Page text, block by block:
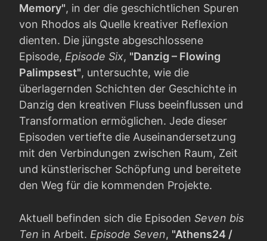
Memory", in der die geschichtlichen Spuren
von Rhodos als Quelle kreativer Reflexion
dienten. Die jüngste abgeschlossene
Episode, Episode Six, "Danzig – Flowing
Palimpsest", untersuchte, wie die
überlagernden Schichten der Geschichte in
Danzig den kreativen Fluss beeinflussen und
Transformation ermöglichen. Jede dieser
Episoden vertiefte die Auseinandersetzung
mit den Verbindungen zwischen Raum, Zeit
und künstlerischer Schöpfung und bereitete
den Weg für die kommenden Projekte.
Aktuell befinden sich die Episoden Seven bis
Ten in Arbeit. Episode Seven, "Athens24 /